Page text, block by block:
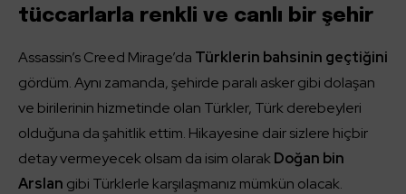
tüccarlarla renkli ve canlı bir şehir
Assassin’s Creed Mirage’da Türklerin bahsinin geçtiğini
gördüm. Aynı zamanda, şehirde paralı asker gibi dolaşan
ve birilerinin hizmetinde olan Türkler, Türk derebeyleri
olduğuna da şahitlik ettim. Hikayesine dair sizlere hiçbir
detay vermeyecek olsam da isim olarakDoğan bin
Arslan gibi Türklerle karşılaşmanız mümkün olacak.